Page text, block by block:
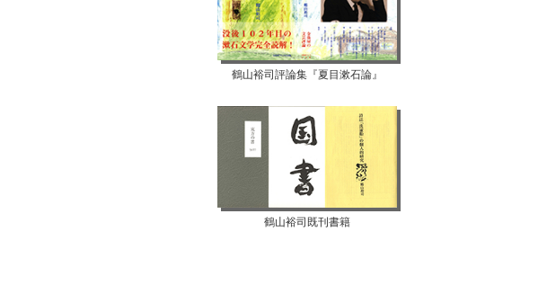
鶴山裕司評論集『夏目漱石論』
鶴山裕司既刊書籍